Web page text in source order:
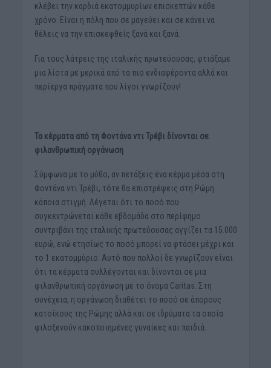
κλέβει την καρδιά εκατομμυρίων επισκεπτών κάθε
χρόνο. Είναι η πόλη που σε μαγεύει και σε κάνει να
θέλεις να την επισκεφθείς ξανά και ξανά.
Για τους λάτρεις της ιταλικής πρωτεύουσας, φτιάξαμε
μια λίστα με μερικά από τα πιο ενδιαφέροντα αλλά και
περίεργα πράγματα που λίγοι γνωρίζουν!
Τα κέρματα από τη Φοντάνα ντι Τρέβι δίνονται σε
φιλανθρωπικήοργάνωση
Σύμφωνα με το μύθο, αν πετάξεις ένα κέρμα μέσα στη
Φοντάνα ντι Τρέβι, τότε θα επιστρέψεις στη Ρώμη
κάποια στιγμή. Λέγεται ότι το ποσό που
συγκεντρώνεται κάθε εβδομάδα στο περίφημο
συντριβάνι της ιταλικής πρωτεύουσας αγγίζει τα 15.000
ευρώ, ενώ ετησίως το ποσό μπορεί να φτάσει μέχρι και
το 1 εκατομμύριο. Αυτό που πολλοί δε γνωρίζουν είναι
ότι τα κέρματα συλλέγονται και δίνονται σε μια
φιλανθρωπική οργάνωση με το όνομα Caritas. Στη
συνέχεια, η οργάνωση διαθέτει το ποσό σε άπορους
κατοίκους της Ρώμης αλλά και σε ιδρύματα τα οποία
φιλοξενούν κακοποιημένες γυναίκες και παιδιά.